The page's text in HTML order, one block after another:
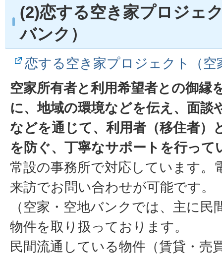
(2)恋する空き家プロジェ
バンク）
恋する空き家プロジェクト（空
空家所有者と利用希望者との御縁
に、地域の環境などを伝え、面談
などを通じて、利用者（移住者）
を防ぐ、丁寧なサポートを行って
常設の事務所で対応しています。
来訪でお問い合わせが可能です。
（空家・空地バンクでは、主に
物件を取り扱っております。
民間流通している物件（賃貸・売